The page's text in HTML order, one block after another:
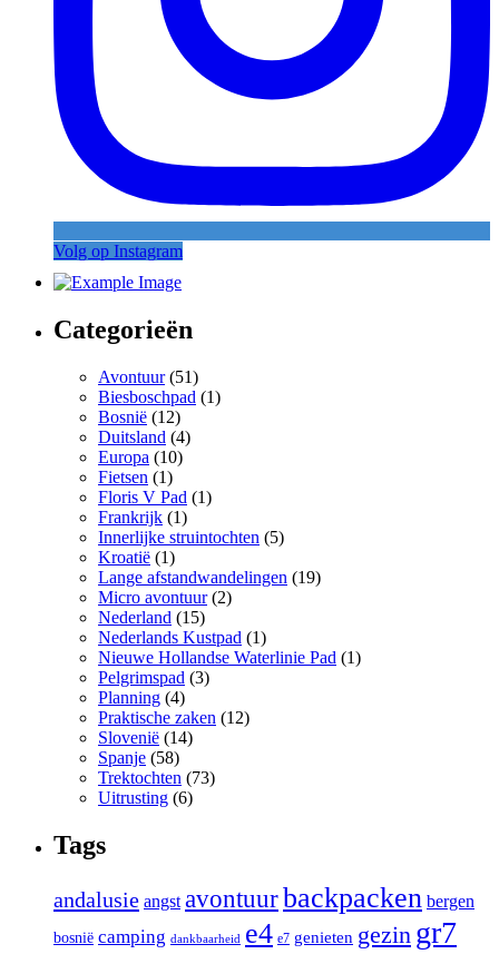
Volg op Instagram
Categorieën
Avontuur(51)
Biesboschpad (1)
Bosnië (12)
Duitsland (4)
Europa (10)
Fietsen (1)
Floris V Pad (1)
Frankrijk (1)
Innerlijke struintochten (5)
Kroatië (1)
Lange afstandwandelingen (19)
Micro avontuur(2)
Nederland (15)
Nederlands Kustpad (1)
Nieuwe Hollandse Waterlinie Pad (1)
Pelgrimspad (3)
Planning (4)
Praktische zaken (12)
Slovenië (14)
Spanje (58)
Trektochten (73)
Uitrusting (6)
Tags
andalusie angst avontuurbackpacken bergen
bosnië camping dankbaarheid e4 e7 genieten gezin gr7